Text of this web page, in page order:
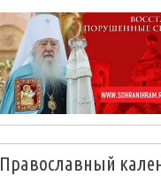
Православный